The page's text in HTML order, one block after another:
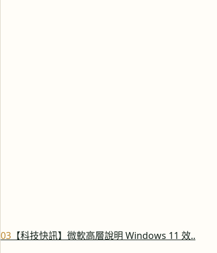
03 【科技快訊】微軟高層說明 Windows 11 效..